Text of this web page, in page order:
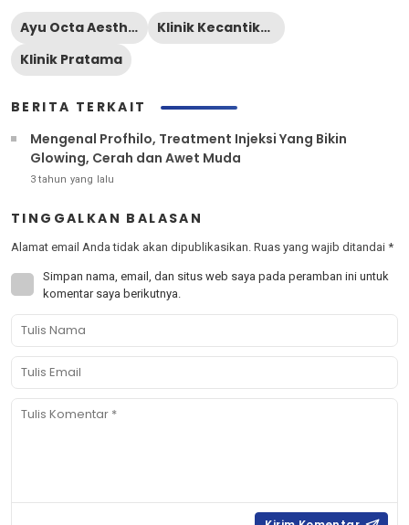
Ayu Octa Aesthetic
Klinik Kecantikan
Klinik Pratama
BERITA TERKAIT
Mengenal Profhilo, Treatment Injeksi Yang Bikin
Glowing, Cerah dan Awet Muda
3 tahun yang lalu
TINGGALKAN BALASAN
Alamat email Anda tidak akan dipublikasikan. Ruas yang wajib ditandai *
Simpan nama, email, dan situs web saya pada peramban ini untuk
komentar saya berikutnya.